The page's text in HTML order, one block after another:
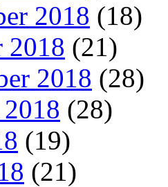
2018 (18)
2018 (21)
2018 (28)
(28)
(19)
(21)